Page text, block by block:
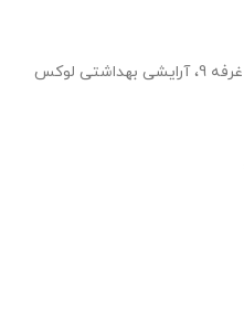
کرمانشاه، پاوه، نوسود بازارچه مرزی غرفه 9، آرایشی بهداشتی لوکس